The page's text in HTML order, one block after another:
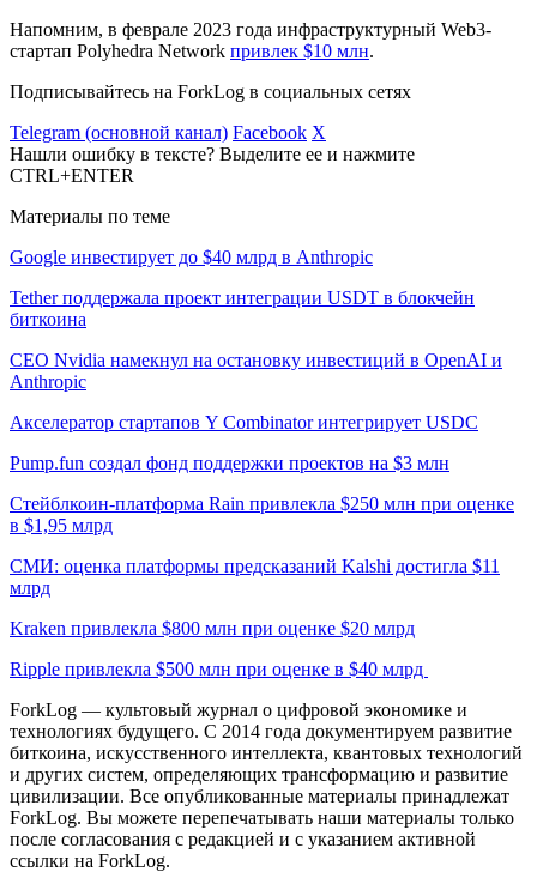
Напомним, в феврале 2023 года инфраструктурный Web3-
стартап Polyhedra Network привлек $10 млн.
Подписывайтесь на ForkLog в социальных сетях
Telegram (основной канал) Facebook X
Нашли ошибку в тексте? Выделите ее и нажмите
CTRL+ENTER
Материалы по теме
Google инвестирует до $40 млрд в Anthropic
Tether поддержала проект интеграции USDT в блокчейн
биткоина
CEO Nvidia намекнул на остановку инвестиций в OpenAI и
Anthropic
Акселератор стартапов Y Combinator интегрирует USDC
Pump.fun создал фонд поддержки проектов на $3 млн
Стейблкоин-платформа Rain привлекла $250 млн при оценке
в $1,95 млрд
СМИ: оценка платформы предсказаний Kalshi достигла $11
млрд
Kraken привлекла $800 млн при оценке $20 млрд
Ripple привлекла $500 млн при оценке в $40 млрд
ForkLog — культовый журнал о цифровой экономике и
технологиях будущего. С 2014 года документируем развитие
биткоина, искусственного интеллекта, квантовых технологий
и других систем, определяющих трансформацию и развитие
цивилизации. Все опубликованные материалы принадлежат
ForkLog. Вы можете перепечатывать наши материалы только
после согласования с редакцией и с указанием активной
ссылки на ForkLog.